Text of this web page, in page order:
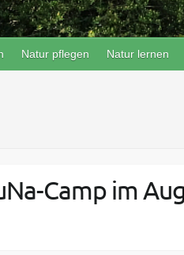
Natur pflegen Natur lernen
Camp im